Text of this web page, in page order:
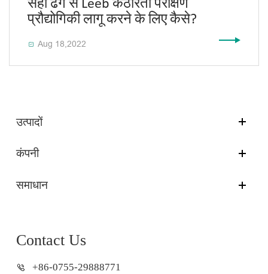
सही ढंग से Leeb कठोरता परीक्षण
प्रौद्योगिकी लागू करने के लिए कैसे?
 Aug 18,2022
उत्पादों
कंपनी
समाधान
Contact Us
+86-0755-29888771